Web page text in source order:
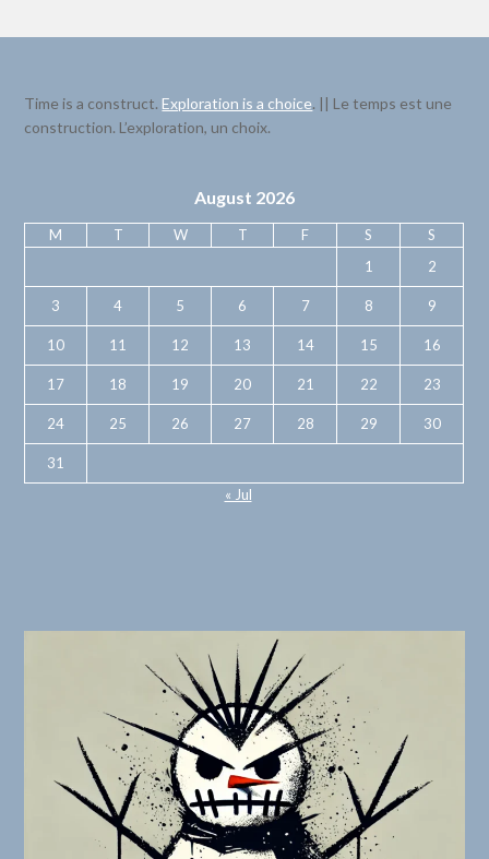
Time is a construct.Exploration is a choice. || Le temps est une
construction. L’exploration, un choix.
August 2026
M T W T F S
S
1
2
3 4 5 6 7 8 9
10 11 12 13 14 15 16
17 18 19 20 21 22 23
24 25 26 27 28 29 30
31
« Jul